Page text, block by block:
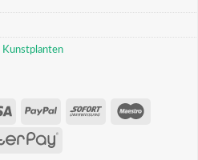
Kunstplanten